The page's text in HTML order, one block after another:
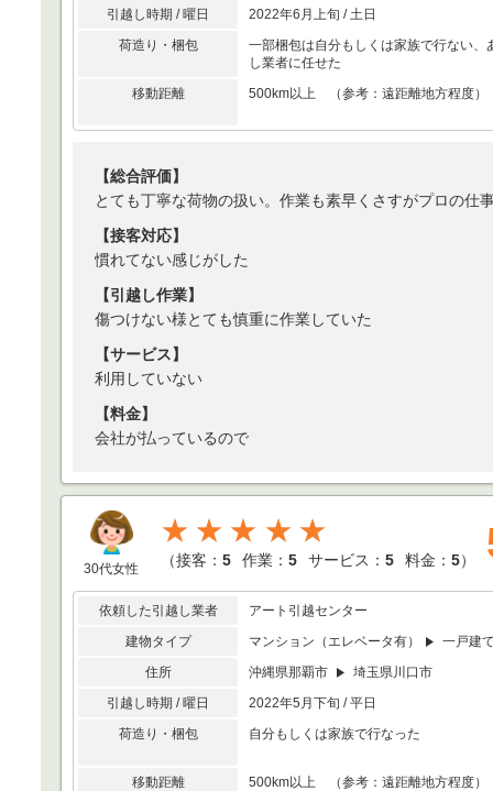
引越し時期 / 曜日
2022年6月上旬 / 土日
荷造り・梱包
一部梱包は自分もしくは家族で行ない、
し業者に任せた
移動距離
500km以上 （参考：遠距離地方程度）
【総合評価】
とても丁寧な荷物の扱い。作業も素早くさすがプロの仕
【接客対応】
慣れてない感じがした
【引越し作業】
傷つけない様とても慎重に作業していた
【サービス】
利用していない
【料金】
会社が払っているので
30代女性
★★★★★
（接客： 5 作業： 5 サービス： 5 料金： 5）
依頼した引越し業者
アート引越センター
建物タイプ
マンション（エレベータ有）
一戸建
住所
沖縄県那覇市
埼玉県川口市
引越し時期 / 曜日
2022年5月下旬 / 平日
荷造り・梱包
自分もしくは家族で行なった
移動距離 500km以上 （参考：遠距離地方程度）